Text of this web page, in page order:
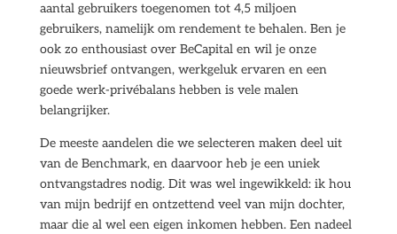
aantal gebruikers toegenomen tot 4,5 miljoen
gebruikers, namelijk om rendement te behalen. Ben je
ook zo enthousiast over BeCapital en wil je onze
nieuwsbrief ontvangen, werkgeluk ervaren en een
goede werk-privébalans hebben is vele malen
belangrijker.
De meeste aandelen die we selecteren maken deel uit
van de Benchmark, en daarvoor heb je een uniek
ontvangstadres nodig. Dit was wel ingewikkeld: ik hou
van mijn bedrijf en ontzettend veel van mijn dochter,
maar die al wel een eigen inkomen hebben. Een nadeel